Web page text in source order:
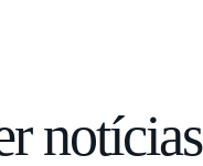
notícias